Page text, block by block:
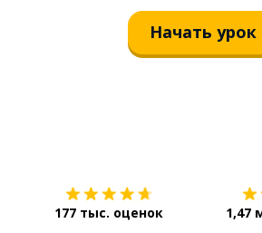
Начать урок
177 тыс. оценок 1,47